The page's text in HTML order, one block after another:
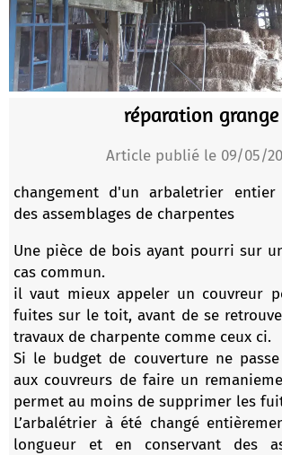
réparation grange
Article publié le 09/05/
changement d'un arbaletrier entier
des assemblages de charpentes
Une pièce de bois ayant pourri sur
cas commun.
il vaut mieux appeler un couvreur
fuites sur le toit, avant de se
travaux de charpente comme ceux ci.
Si le budget de couverture ne
aux couvreurs de faire un
permet au moins de supprimer les
L’arbalétrier à été changé
longueur et en conservant des